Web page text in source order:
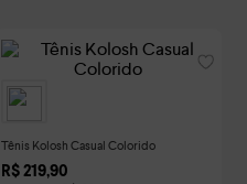
Tênis Kolosh Casual Colorido
R$ 219,90